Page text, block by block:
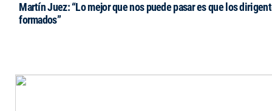
Martín Juez: “Lo mejor que nos puede pasar es que los
formados”